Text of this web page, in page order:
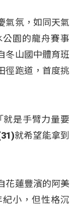
氣氛，如同天氣
園的龍舟賽事
冬山國中體育班
徑跑道，首度挑
就是手臂力量要
就希望能拿到
花蓮豐濱的阿美
小，但性格沉